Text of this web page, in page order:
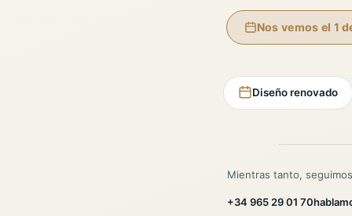
Nos vemos el 1
Diseño renovado
Mientras tanto,
+34 965 29 01 70